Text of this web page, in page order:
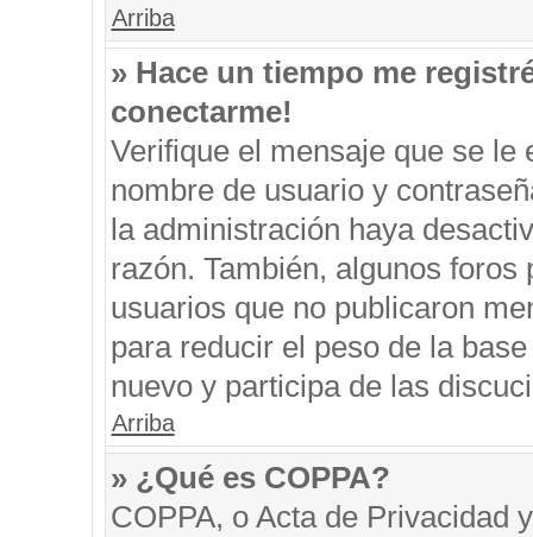
Arriba
» Hace un tiempo me
conectarme!
Verifique el mensaje que se
nombre de usuario y
la administración haya
razón. También, algunos
usuarios que no publicaron
para reducir el peso de la
nuevo y participa de las
Arriba
» ¿Qué es COPPA?
COPPA, o Acta de Privacidad